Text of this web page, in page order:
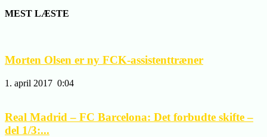
MEST LÆSTE
Morten Olsen er ny FCK-assistenttræner
1. april 2017 0:04
Real Madrid – FC Barcelona: Det forbudte skifte –
del 1/3:...